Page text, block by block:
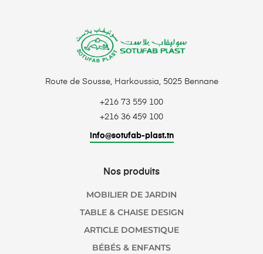
Route de Sousse, Harkoussia, 5025 Bennane
+216 73 559 100
+216 36 459 100
info@sotufab-plast.tn
Nos produits
MOBILIER DE JARDIN
TABLE & CHAISE DESIGN
ARTICLE DOMESTIQUE
BÉBÉS & ENFANTS